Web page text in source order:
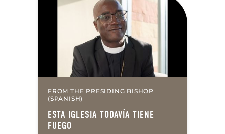
FROM THE PRESIDING BISHOP
(SPANISH)
ESTA IGLESIA TODAVÍA TIENE
FUEGO